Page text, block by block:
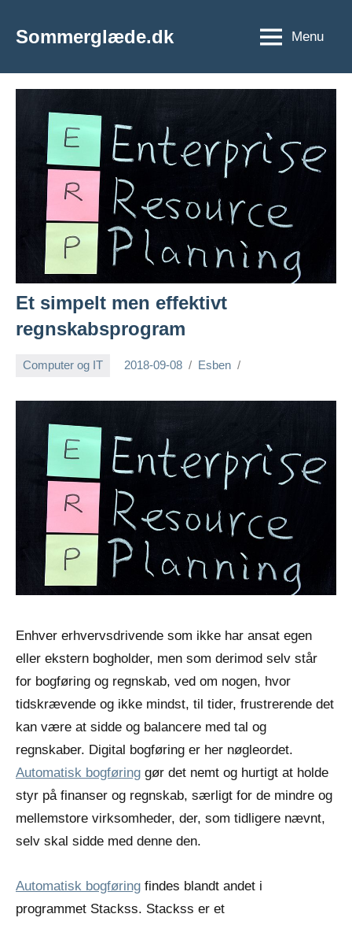
Sommerglæde.dk
Vi
sommer
Menu
Et simpelt men effektivt
regnskabsprogram
Computer og IT 2018-09-08 Esben
Enhver erhvervsdrivende som ikke har ansat egen
eller ekstern bogholder, men som derimod selv står
for bogføring og regnskab, ved om nogen, hvor
tidskrævende og ikke mindst, til tider, frustrerende det
kan være at sidde og balancere med tal og
regnskaber. Digital bogføring er her nøgleordet.
Automatisk bogføring gør det nemt og hurtigt at holde
styr på finanser og regnskab, særligt for de mindre og
mellemstore virksomheder, der, som tidligere nævnt,
selv skal sidde med denne den.
Automatisk bogføring findes blandt andet i
programmet Stackss. Stackss er et